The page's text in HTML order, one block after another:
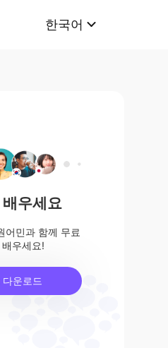
한국어
우세요
어민과 함께 무료
우세요!
다운로드